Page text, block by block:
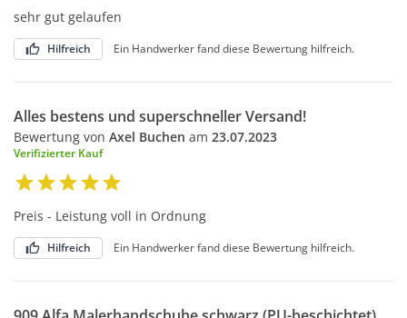
sehr gut gelaufen
Hilfreich Ein Handwerker fand diese Bewertung hilfreich.
Alles bestens und superschneller Versand!
Bewertung von Axel Buchen am 23.07.2023
Verifizierter Kauf
Preis - Leistung voll in Ordnung
Hilfreich Ein Handwerker fand diese Bewertung hilfreich.